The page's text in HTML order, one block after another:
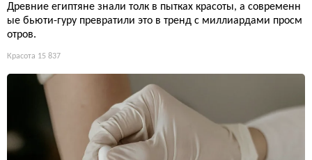
Древние египтяне знали толк в пытках красоты, а современн
ые бьюти-гуру превратили это в тренд с миллиардами просм
отров.
Красота 15 837